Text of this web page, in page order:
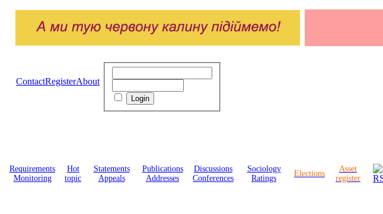
ContactRegisterAbout
Requirements
Monitoring
Hot
topic
Statements
Appeals
Publications
Addresses
Discussions
Conferences
Sociology
Ratings
Elections
Asset
register